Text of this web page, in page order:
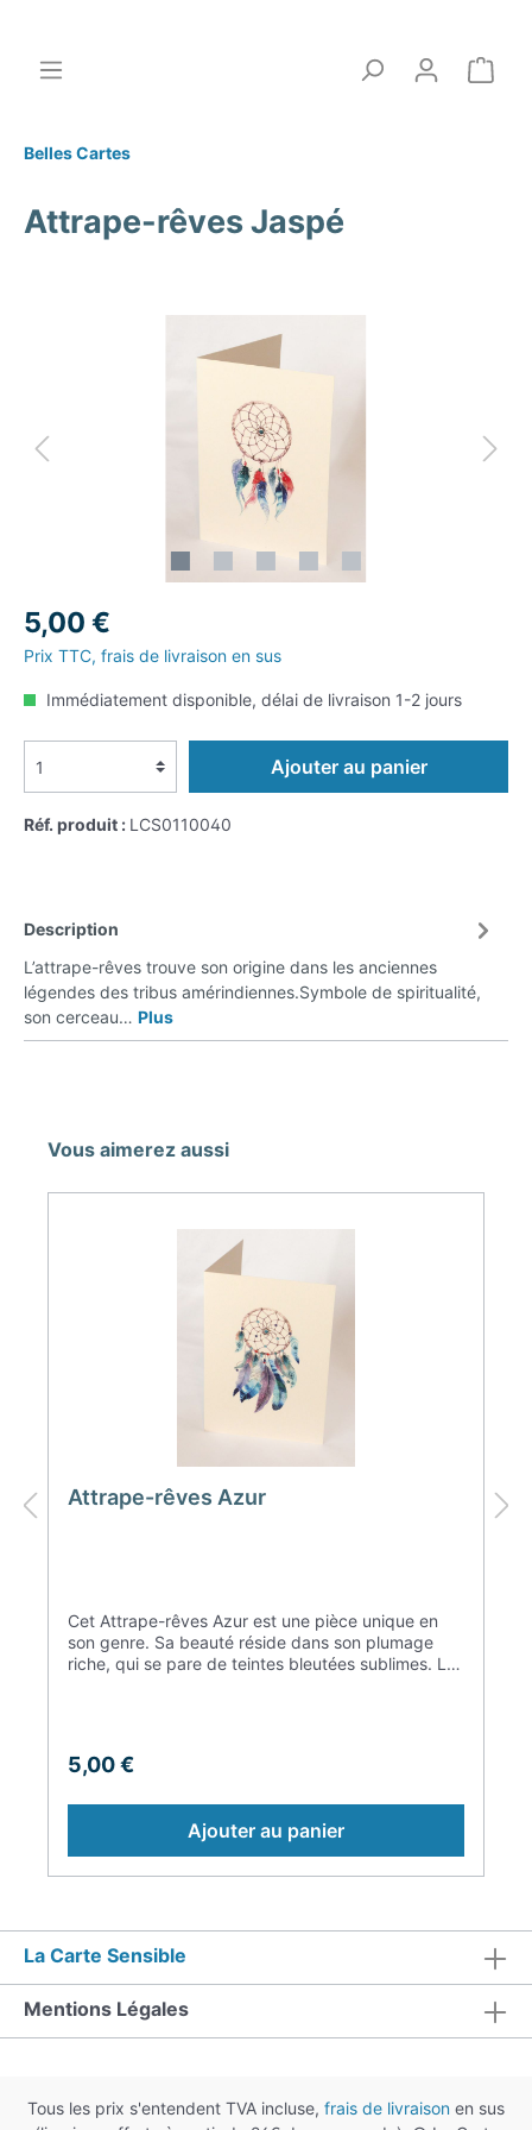
Belles Cartes
Attrape-rêves Jaspé
5,00 €
Prix TTC, frais de livraison en sus
Immédiatement disponible, délai de livraison 1-2 jours
Ajouter au panier
Réf. produit : LCS0110040
Description
L’attrape-rêves trouve son origine dans les anciennes
légendes des tribus amérindiennes.Symbole de spiritualité,
son cerceau… Plus
Vous aimerez aussi
Attrape-rêves Azur
Cet Attrape-rêves Azur est une pièce unique en
son genre. Sa beauté réside dans son plumage
riche, qui se pare de teintes bleutées sublimes. Les
ne pourra que vous émerveiller. En somme, cette
5,00 €
Ajouter au panier
La Carte Sensible
Mentions Légales
Tous les prix s'entendent TVA incluse, frais de livraison en sus